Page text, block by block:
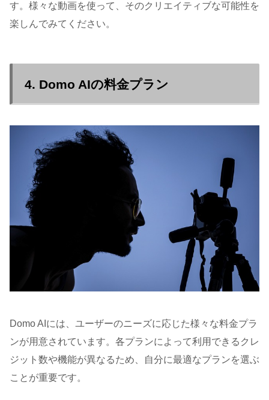
す。様々な動画を使って、そのクリエイティブな可能性を
楽しんでみてください。
4. Domo AIの料金プラン
Domo AIには、ユーザーのニーズに応じた様々な料金プラ
ンが用意されています。各プランによって利用できるクレ
ジット数や機能が異なるため、自分に最適なプランを選ぶ
ことが重要です。